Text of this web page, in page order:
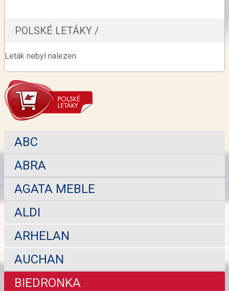
POLSKÉ LETÁKY /
Leták nebyl nalezen.
ABC
ABRA
AGATA MEBLE
ALDI
ARHELAN
AUCHAN
BIEDRONKA